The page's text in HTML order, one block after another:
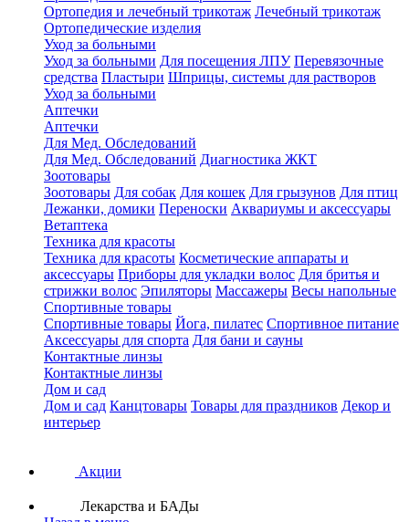
Ортопедия и лечебный трикотаж Лечебный трикотаж
Ортопедические изделия
Уход за больными
Уход за больными Для посещения ЛПУ Перевязочные
средства Пластыри Шприцы, системы для растворов
Уход за больными
Аптечки
Аптечки
Для Мед. Обследований
Для Мед. Обследований Диагностика ЖКТ
Зоотовары
Зоотовары Для собак Для кошек Для грызунов Для птиц
Лежанки, домики Переноски Аквариумы и аксессуары
Ветаптека
Техника для красоты
Техника для красоты Косметические аппараты и
аксессуары Приборы для укладки волос Для бритья и
стрижки волос Эпиляторы Массажеры Весы напольные
Спортивные товары
Спортивные товары Йога, пилатес Спортивное питание
Аксессуары для спорта Для бани и сауны
Контактные линзы
Контактные линзы
Дом и сад
Дом и сад Канцтовары Товары для праздников Декор и
интерьер
Акции
Лекарства и БАДы